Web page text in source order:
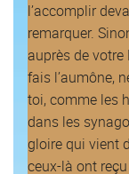
l’accomplir
remarquer.
auprès de
fais l’aumône,
toi, comme les
dans les
gloire qui vient
ceux-là ont